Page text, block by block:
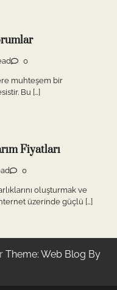
0
muhteşem bir
Bu […]
Fiyatları
0
oluşturmak ve
üzerinde güçlü […]
Theme: Web Blog By